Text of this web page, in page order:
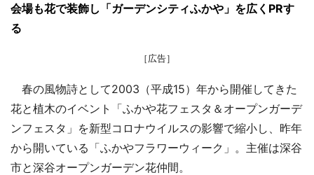
会場も花で装飾し「ガーデンシティふかや」を広くPRす
る
［広告］
春の風物詩として2003（平成15）年から開催してきた
花と植木のイベント「ふかや花フェスタ＆オープンガーデ
ンフェスタ」を新型コロナウイルスの影響で縮小し、昨年
から開いている「ふかやフラワーウィーク」。主催は深谷
市と深谷オープンガーデン花仲間。